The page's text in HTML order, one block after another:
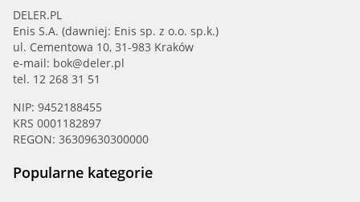
DELER.PL
Enis S.A. (dawniej: Enis sp. z o.o. sp.k.)
ul. Cementowa 10, 31-983 Kraków
e-mail: bok@deler.pl
tel. 12 268 31 51
NIP: 9452188455
KRS 0001182897
REGON: 36309630300000
Popularne kategorie